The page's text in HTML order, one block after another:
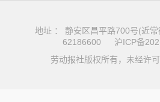
地址 ： 静安区昌平路700号(近
62186600
沪ICP备
劳动报社版权所有，未经许